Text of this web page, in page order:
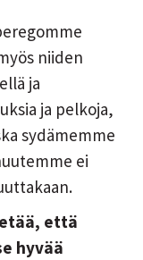
niiden
ja
ja pelkoja,
sydämemme
ei
että
hyvää